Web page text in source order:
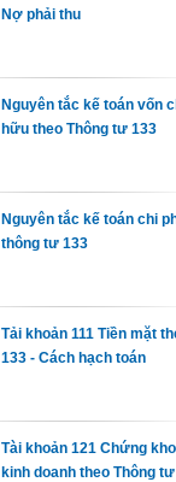
Nợ phải thu
Nguyên tắc kế toán vốn
hữu theo Thông tư 133
Nguyên tắc kế toán chi
thông tư 133
Tải khoản 111 Tiền mặt
133 - Cách hạch toán
Tài khoản 121 Chứng
kinh doanh theo Thông